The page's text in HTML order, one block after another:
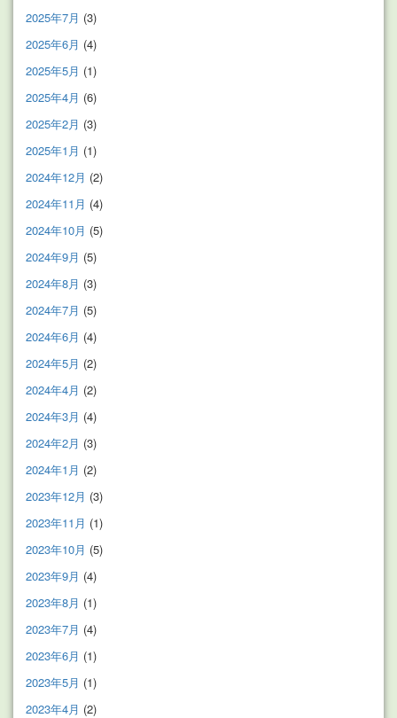
2025年7月 (3)
2025年6月 (4)
2025年5月 (1)
2025年4月 (6)
2025年2月 (3)
2025年1月 (1)
2024年12月 (2)
2024年11月 (4)
2024年10月 (5)
2024年9月 (5)
2024年8月 (3)
2024年7月 (5)
2024年6月 (4)
2024年5月 (2)
2024年4月 (2)
2024年3月 (4)
2024年2月 (3)
2024年1月 (2)
2023年12月 (3)
2023年11月 (1)
2023年10月 (5)
2023年9月 (4)
2023年8月 (1)
2023年7月 (4)
2023年6月 (1)
2023年5月 (1)
2023年4月 (2)